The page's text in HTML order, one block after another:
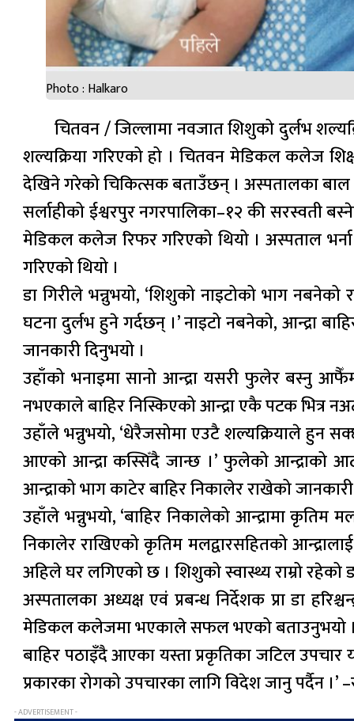
Photo : Halkaro
चितवन / जिल्लामा नवजात शिशुको दुर्लभ
शल्यक्रिया गरिएको हो । चितवन मेडिकल कलेज
देखिने गरेको चिकित्सक बताउँछन् । अस्पतालका बाल
सर्लाहीको ईश्वरपुर नगरपालिका–१२ की सरस्वती
मेडिकल कलेज रिफर गरिएको थियो । अस्पताल
गरिएको थियो ।
डा गिरीले भन्नुभयो, ‘शिशुको नाइटोको भाग
घटना दुर्लभ हुने गर्दछन् ।’ नाइटो नबनेको, आन्द्रा
जानकारी दिनुभयो ।
उहाँको भनाइमा सानो आन्द्रा यसरी फुलेर बस्नु
नभएकाले बाहिर निस्किएको आन्द्रा एकै पटक भित्र
उहाँले भन्नुभयो, ‘धेरैजसोमा एउटै शल्यक्रियाले हुन
आएको आन्द्रा कस्सिँदै जान्छ ।’ फुलेको आन्द्राको
आन्द्राको भाग काटेर बाहिर निकालेर राखेको
उहाँले भन्नुभयो, ‘बाहिर निकालेको आन्द्रामा कृतिम
निकालेर राखिएको कृतिम मलद्वारसहितको
अहिले घर लगिएको छ । शिशुको स्वास्थ्य राम्रो रहेको
अस्पतालका अध्यक्ष एवं प्रबन्ध निर्देशक प्रा डा
मेडिकल कलेजमा भएकाले सफल भएको बताउनुभयो
बाहिर पठाइँदै आएका यस्ता प्रकृतिका जटिल
प्रकारका रोगको उपचारका लागि विदेश जानु पर्दैन ।’
- ADVERTISEMENT -